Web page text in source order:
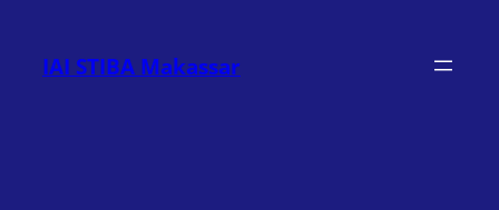
konten
IAI STIBA Makassar